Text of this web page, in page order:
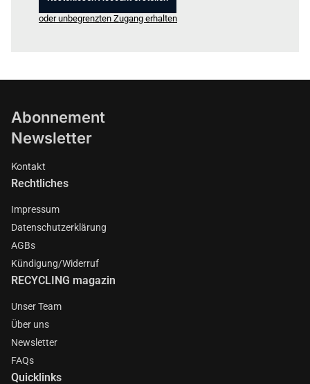
oder unbegrenzten Zugang erhalten
Abonnement
Newsletter
Kontakt
Rechtliches
Impressum
Datenschutzerklärung
AGBs
Kündigung/Widerruf
RECYCLING magazin
Unser Team
Über uns
Newsletter
FAQs
Quicklinks